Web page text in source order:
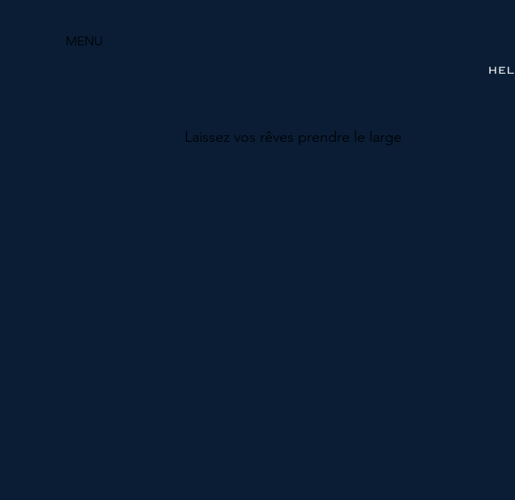
MENU
Laissez vos rêves prendre le large